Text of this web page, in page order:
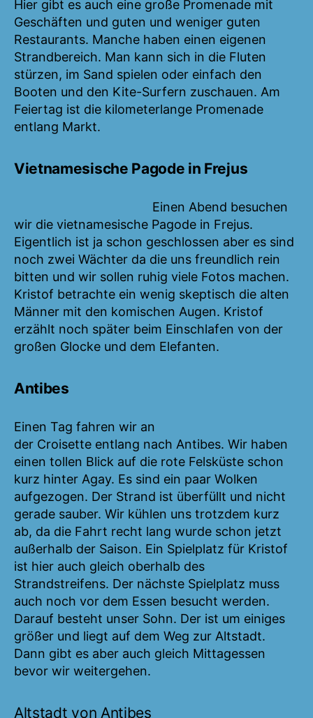
Hier gibt es auch eine große Promenade mit
Geschäften und guten und weniger guten
Restaurants. Manche haben einen eigenen
Strandbereich. Man kann sich in die Fluten
stürzen, im Sand spielen oder einfach den
Booten und den Kite-Surfern zuschauen. Am
Feiertag ist die kilometerlange Promenade
entlang Markt.
Vietnamesische Pagode in Frejus
Einen Abend besuchen
wir die vietnamesische Pagode in Frejus.
Eigentlich ist ja schon geschlossen aber es sind
noch zwei Wächter da die uns freundlich rein
bitten und wir sollen ruhig viele Fotos machen.
Kristof betrachte ein wenig skeptisch die alten
Männer mit den komischen Augen. Kristof
erzählt noch später beim Einschlafen von der
großen Glocke und dem Elefanten.
Antibes
Einen Tag fahren wir an
der Croisette entlang nach Antibes. Wir haben
einen tollen Blick auf die rote Felsküste schon
kurz hinter Agay. Es sind ein paar Wolken
aufgezogen. Der Strand ist überfüllt und nicht
gerade sauber. Wir kühlen uns trotzdem kurz
ab, da die Fahrt recht lang wurde schon jetzt
außerhalb der Saison. Ein Spielplatz für Kristof
ist hier auch gleich oberhalb des
Strandstreifens. Der nächste Spielplatz muss
auch noch vor dem Essen besucht werden.
Darauf besteht unser Sohn. Der ist um einiges
größer und liegt auf dem Weg zur Altstadt.
Dann gibt es aber auch gleich Mittagessen
bevor wir weitergehen.
Altstadt von Antibes